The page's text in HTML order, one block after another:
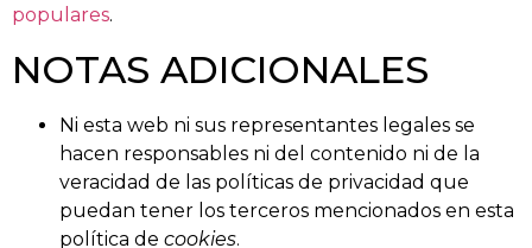
populares.
NOTAS ADICIONALES
Ni esta web ni sus representantes legales se
hacen responsables ni del contenido ni de la
veracidad de las políticas de privacidad que
puedan tener los terceros mencionados en esta
política de cookies.